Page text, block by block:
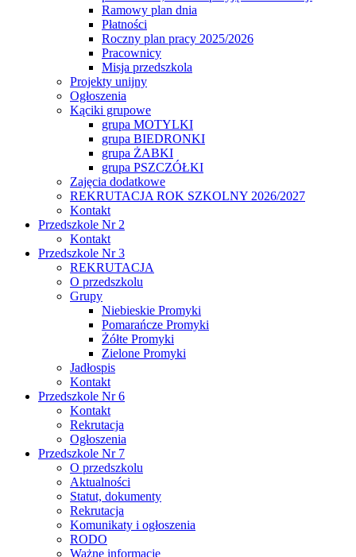
Ramowy plan dnia
Płatności
Roczny plan pracy 2025/2026
Pracownicy
Misja przedszkola
Projekty unijny
Ogłoszenia
Kąciki grupowe
grupa MOTYLKI
grupa BIEDRONKI
grupa ŻABKI
grupa PSZCZÓŁKI
Zajęcia dodatkowe
REKRUTACJA ROK SZKOLNY 2026/2027
Kontakt
Przedszkole Nr 2
Kontakt
Przedszkole Nr 3
REKRUTACJA
O przedszkolu
Grupy
Niebieskie Promyki
Pomarańcze Promyki
Żółte Promyki
Zielone Promyki
Jadłospis
Kontakt
Przedszkole Nr 6
Kontakt
Rekrutacja
Ogłoszenia
Przedszkole Nr 7
O przedszkolu
Aktualności
Statut, dokumenty
Rekrutacja
Komunikaty i ogłoszenia
RODO
Ważne informacje